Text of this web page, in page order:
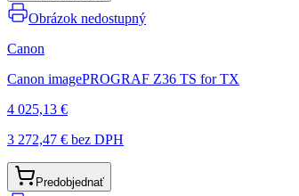
Obrázok nedostupný
Canon
Canon imagePROGRAF Z36 TS for TX
4 025,13 €
3 272,47 € bez DPH
Predobjednať